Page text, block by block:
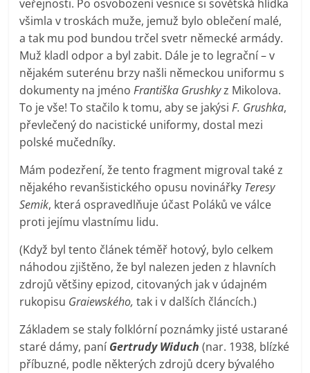
veřejnosti. Po osvobození vesnice si sovětská hlídka
všimla v troskách muže, jemuž bylo oblečení malé,
a tak mu pod bundou trčel svetr německé armády.
Muž kladl odpor a byl zabit. Dále je to legrační – v
nějakém suterénu brzy našli německou uniformu s
dokumenty na jménoFrantiška Grushkyz Mikolova.
To je vše! To stačilo k tomu, aby se jakýsiF. Grushka,
převlečený do nacistické uniformy, dostal mezi
polské mučedníky.
Mám podezření, že tento fragment migroval také z
nějakého revanšistického opusu novinářky Teresy
Semik, která ospravedlňuje účast Poláků ve válce
proti jejímu vlastnímu lidu.
(Když byl tento článek téměř hotový, bylo celkem
náhodou zjištěno, že byl nalezen jeden z hlavních
zdrojů většiny epizod, citovaných jak v údajném
rukopisu Graiewského, tak i v dalších článcích.)
Základem se staly folklórní poznámky jisté ustarané
staré dámy, paní Gertrudy Widuch (nar. 1938, blízké
příbuzné, podle některých zdrojů dcery bývalého